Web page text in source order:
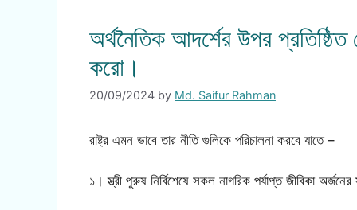
অর্থনৈতিক আদর্শের উপর
করো।
20/09/2024 by Md. Saifur Rahman
রাষ্ট্র এমন ভাবে তার নীতি গুলিকে পরিচালনা করবে যাতে –
১। স্ত্রী পুরুষ নির্বিশেষে সকল নাগরিক পর্যাপ্ত জীবিকা